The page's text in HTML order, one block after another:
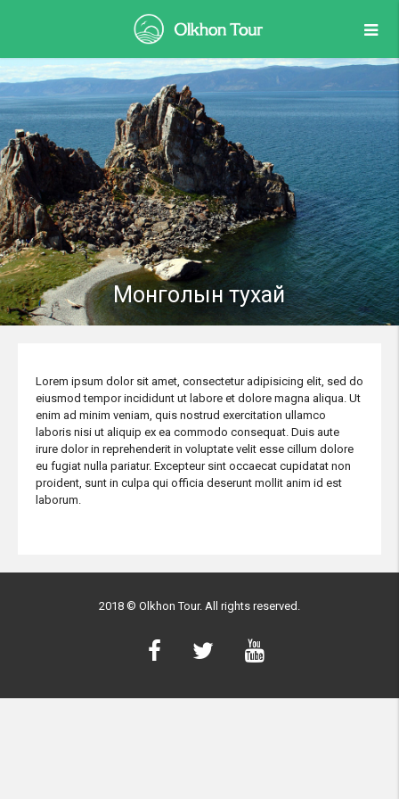
Монголын тухай
Lorem ipsum dolor sit amet, consectetur adipisicing elit, sed do
eiusmod tempor incididunt ut labore et dolore magna aliqua. Ut
enim ad minim veniam, quis nostrud exercitation ullamco
laboris nisi ut aliquip ex ea commodo consequat. Duis aute
irure dolor in reprehenderit in voluptate velit esse cillum dolore
eu fugiat nulla pariatur. Excepteur sint occaecat cupidatat non
proident, sunt in culpa qui officia deserunt mollit anim id est
laborum.
2018 © Olkhon Tour. All rights reserved.